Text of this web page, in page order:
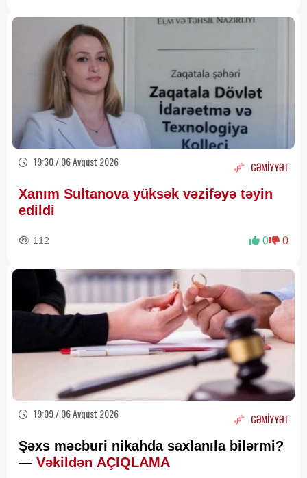
19:30 / 06 Avqust 2026 CƏMİYYƏT
Xanım Sultanova yüksək vəzifəyə təyin
edildi
112 0 0
19:09 / 06 Avqust 2026 CƏMİYYƏT
Şəxs məcburi nikahda saxlanıla bilərmi?
— Vəkildən AÇIQLAMA